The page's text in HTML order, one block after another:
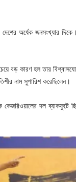
অর্ধেক জনসংখ্যার
কারণ হল তার
নাম সুপারিশ করেছিলেন।
কেজরিওয়ালের দল ব্যাকফুটে